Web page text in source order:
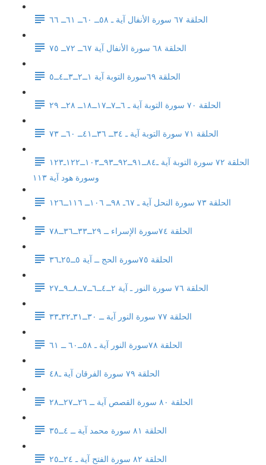
الحلقة ٦٧ سورة الأنفال آية ـ ٥٨ــ ٦٠ــ ٦١ــ ٦٦
الحلقة ٦٨ سورة الأنفال آية ٦٧ــ ٧٢ــ ٧٥
الحلقة ٦٩سورة التوبة آية ١ــ٢ــ٣ــ٤ــ٥
الحلقة ٧٠ سورة التوبة آية ـ ٦ــ٧ــ١٧ــ١٨ــ ٢٨ــ ٢٩
الحلقة ٧١ سورة التوبة آية ـ ٣٤ــ ٣٦ــ٤١ــ ٦٠ــ ٧٣
الحلقة ٧٢ سورة التوبة آية ـ٨٤ــ٩١ــ٩٢ــ٩٣ــ١٠٣ــ١٢٢ـ١٢٣
وسورة هود آية ١١٣
الحلقة ٧٣ سورة النحل آية ـ ٦٧ـ ٩٨ــ ١٠٦ــ ١١٦ــ١٢٦
الحلقة ٧٤سورة الإسراء ــ ٢٩ــ٣٣ــ٣٦ــ٧٨
الحلقة ٧٥سورة الحج ــ آية ٥ــ٢٥ـ٣٦
الحلقة ٧٦ سورة النور ـ آية ٢ــ٤ــ٦ــ٧ــ٨ــ٩ــ٢٧
الحلقة ٧٧ سورة النور آية ــ ٣٠ــ٣١ـ٣٢ـ٣٣
الحلقة ٧٨سورة النور آية ـ ٥٨ــ٦٠ ــ ٦١
الحلقة ٧٩ سورة الفرقان آية ـ٤٨
الحلقة ٨٠ سورة القصص آية ــ ٢٦ــ٢٧ــ٢٨
الحلقة ٨١ سورة محمد آية ــ ٤ــ٣٥
الحلقة ٨٢ سورة الفتح آية ـ ٢٤ــ٢٥